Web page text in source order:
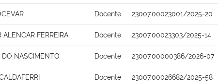
Docente 23007.00023001/2025-20
FERREIRA Docente 23007.00023303/2025-14
DO NASCIMENTO Docente 23007.00000386/2026-07
Docente 23007.00026682/2025-58